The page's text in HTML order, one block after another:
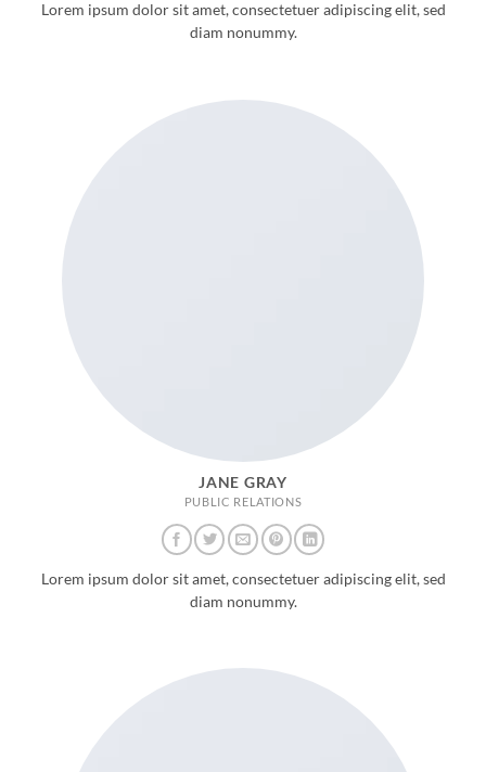
Lorem ipsum dolor sit amet, consectetuer adipiscing elit, sed
diam nonummy.
JANE GRAY
PUBLIC RELATIONS
Lorem ipsum dolor sit amet, consectetuer adipiscing elit, sed
diam nonummy.